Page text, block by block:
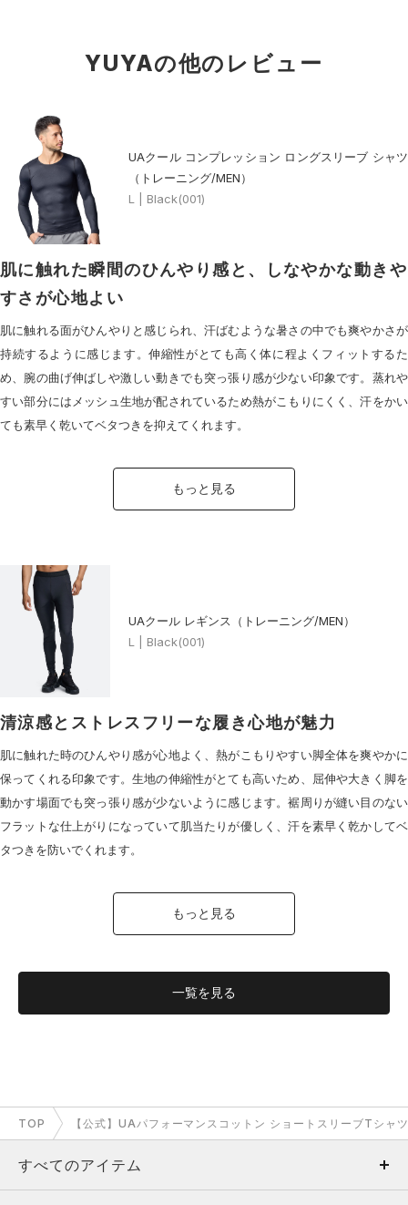
YUYAの他のレビュー
UAクール コンプレッション ロングスリーブ シャツ
（トレーニング/MEN）
L | Black(001)
肌に触れた瞬間のひんやり感と、しなやかな動きや
すさが心地よい
肌に触れる面がひんやりと感じられ、汗ばむような暑さの中でも爽やかさが
持続するように感じます。伸縮性がとても高く体に程よくフィットするた
め、腕の曲げ伸ばしや激しい動きでも突っ張り感が少ない印象です。蒸れや
すい部分にはメッシュ生地が配されているため熱がこもりにくく、汗をかい
ても素早く乾いてベタつきを抑えてくれます。
もっと見る
UAクール レギンス（トレーニング/MEN）
L | Black(001)
清涼感とストレスフリーな履き心地が魅力
肌に触れた時のひんやり感が心地よく、熱がこもりやすい脚全体を爽やかに
保ってくれる印象です。生地の伸縮性がとても高いため、屈伸や大きく脚を
動かす場面でも突っ張り感が少ないように感じます。裾周りが縫い目のない
フラットな仕上がりになっていて肌当たりが優しく、汗を素早く乾かしてベ
タつきを防いでくれます。
もっと見る
一覧を 見る
TOP 【公式】UAパフォーマンスコットン ショートスリーブTシ
すべてのアイテム